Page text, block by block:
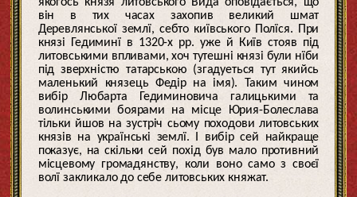
якогось князя литовського Вида оповідається, що
він в тих часах захопив великий шмат
Деревлянської землї, себто київського Полїся. При
князі Гедиминї в 1320-х рр. уже й Київ стояв під
литовськими впливами, хоч тутешні князі були нїби
під зверхністю татарською (згадуеться тут якийсь
маленький князець Федір на імя). Таким чином
вибір Любарта Гедиминовича галицькими та
волинськими боярами на місце Юрия-Болеслава
тільки йшов на зустріч сьому походови литовських
князів на українські землї. І вибір сей найкраще
показує, на скільки сей похід був мало противний
місцевому громадянству, коли воно само з своєї
волї закликало до себе литовських княжат.